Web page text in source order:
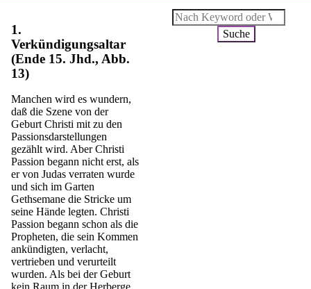
Pfadnavigation
1.
Verkündigungsaltar
(Ende 15. Jhd., Abb.
13)
Manchen wird es wundern,
daß die Szene von der
Geburt Christi mit zu den
Passionsdarstellungen
gezählt wird. Aber Christi
Passion begann nicht erst, als
er von Judas verraten wurde
und sich im Garten
Gethsemane die Stricke um
seine Hände legten. Christi
Passion begann schon als die
Propheten, die sein Kommen
ankündigten, verlacht,
vertrieben und verurteilt
wurden. Als bei der Geburt
Suche